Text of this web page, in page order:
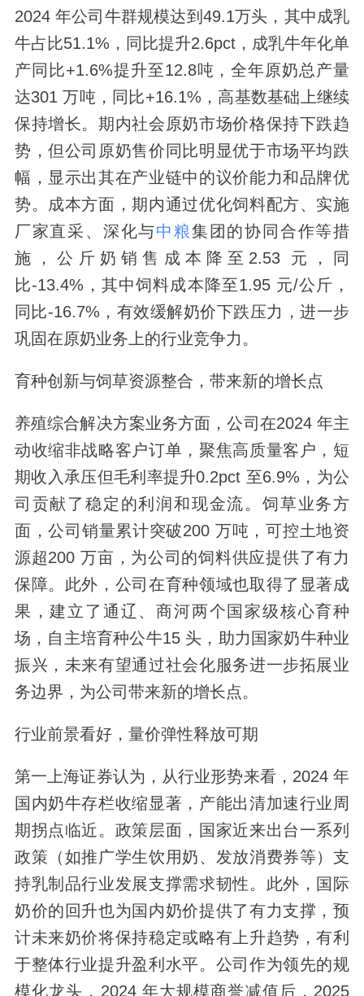
2024 年公司牛群规模达到49.1万头，其中成乳
牛占比51.1%，同比提升2.6pct，成乳牛年化单
产同比+1.6%提升至12.8吨，全年原奶总产量
达301 万吨，同比+16.1%，高基数基础上继续
保持增长。期内社会原奶市场价格保持下跌趋
势，但公司原奶售价同比明显优于市场平均跌
幅，显示出其在产业链中的议价能力和品牌优
势。成本方面，期内通过优化饲料配方、实施
厂家直采、深化与中粮集团的协同合作等措
施，公斤奶销售成本降至2.53 元，同
比-13.4%，其中饲料成本降至1.95 元/公斤，
同比-16.7%，有效缓解奶价下跌压力，进一步
巩固在原奶业务上的行业竞争力。
育种创新与饲草资源整合，带来新的增长点
养殖综合解决方案业务方面，公司在2024 年主
动收缩非战略客户订单，聚焦高质量客户，短
期收入承压但毛利率提升0.2pct 至6.9%，为公
司贡献了稳定的利润和现金流。饲草业务方
面，公司销量累计突破200 万吨，可控土地资
源超200 万亩，为公司的饲料供应提供了有力
保障。此外，公司在育种领域也取得了显著成
果，建立了通辽、商河两个国家级核心育种
场，自主培育种公牛15 头，助力国家奶牛种业
振兴，未来有望通过社会化服务进一步拓展业
务边界，为公司带来新的增长点。
行业前景看好，量价弹性释放可期
第一上海证券认为，从行业形势来看，2024 年
国内奶牛存栏收缩显著，产能出清加速行业周
期拐点临近。政策层面，国家近来出台一系列
政策（如推广学生饮用奶、发放消费券等）支
持乳制品行业发展支撑需求韧性。此外，国际
奶价的回升也为国内奶价提供了有力支撑，预
计未来奶价将保持稳定或略有上升趋势，有利
于整体行业提升盈利水平。公司作为领先的规
模化龙头，2024 年大规模商誉减值后，2025